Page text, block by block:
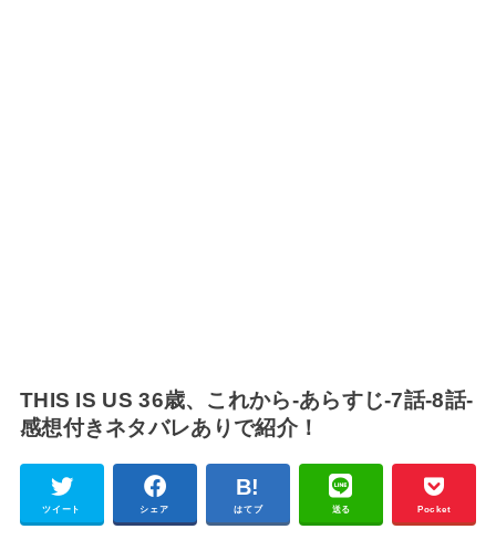
THIS IS US 36歳、これから-あらすじ-7話-8話-
感想付きネタバレありで紹介！
ツイート シェア はてブ 送る Pocket